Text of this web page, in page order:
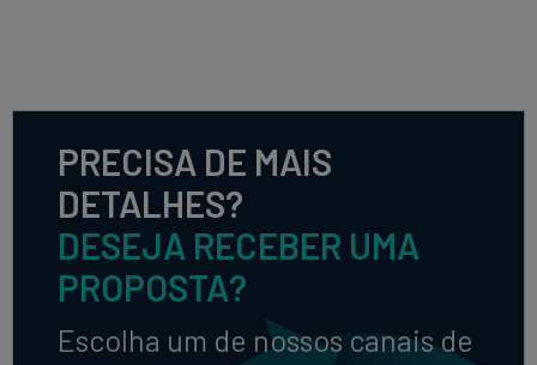
PRECISA DE MAIS
DETALHES?
DESEJA RECEBER UMA
PROPOSTA?
Escolha um de nossos canais de